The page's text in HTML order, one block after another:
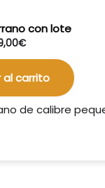
con lote
€
al carrito
de calibre